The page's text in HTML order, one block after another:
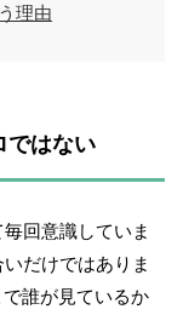
理由
ではない
回意識していま
だけではありま
誰が見ているか